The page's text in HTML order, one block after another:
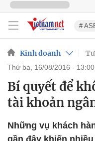
#
Kinh doanh
thứ ba, 16/08/2016 - 13:00
Bí quyết để
tài khoản
Những vụ khách
gần đây khiến